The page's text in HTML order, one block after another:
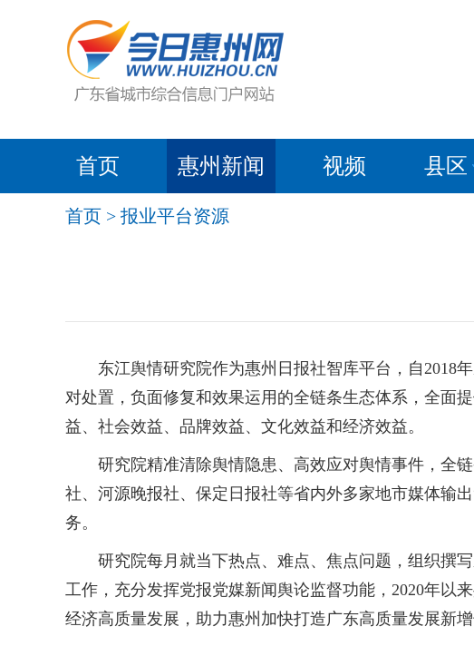
首页 惠州新闻 视频 县区
首页 > 报业平台资源
东江舆情研究院作为惠州日报社智库平台，自2018年
对处置，负面修复和效果运用的全链条生态体系，全面
益、社会效益、品牌效益、文化效益和经济效益。
研究院精准清除舆情隐患、高效应对舆情事件，全链
社、河源晚报社、保定日报社等省内外多家地市媒体输
务。
研究院每月就当下热点、难点、焦点问题，组织撰写
工作，充分发挥党报党媒新闻舆论监督功能，2020年以
经济高质量发展，助力惠州加快打造广东高质量发展新